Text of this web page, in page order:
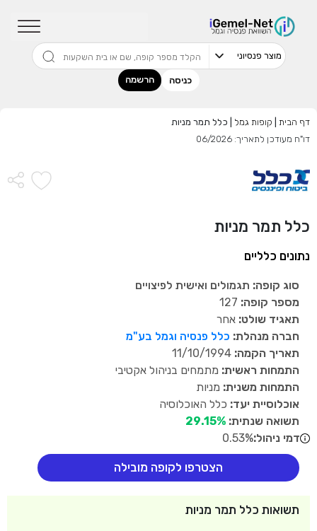
כניסה הרשמה
דף הבית קופות גמל
כלל תמר מניות
דו"ח מעודכן לתאריך: 06/2026
כלל תמר מניות
נתונים כלליים
סוג קופה: תגמולים ואישית לפיצויים
מספר קופה:
תאגיד שולט: אחר
חברה מנהלת: כלל פנסיה וגמל בע"מ
תאריך הקמה:
התמחות ראשית: מתמחים בניהול אקטיבי
התמחות משנית: מניות
אוכלוסיית יעד: כלל האוכלוסיה
תשואה שנתית: 29.15%
דמי ניהול:0.53%
הצטרפו לקופה מובילה
תשואות כלל תמר מניות
מתכנן פיננסי (ללא עלות), השאירו פרטים: